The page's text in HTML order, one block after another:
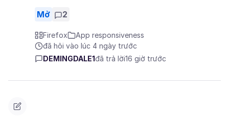
Mở 2
Firefox
App responsiveness
đã hỏi vào lúc 4 ngày trước
DEMINGDALE1đã trả lời16 giờ trước